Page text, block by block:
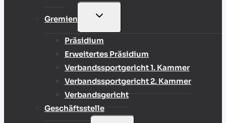
Gremien
UNTERMENÜ
Präsidium
Erweitertes Präsidium
Verbandssportgericht 1. Kammer
Verbandssportgericht 2. Kammer
Verbandsgericht
Geschäftsstelle